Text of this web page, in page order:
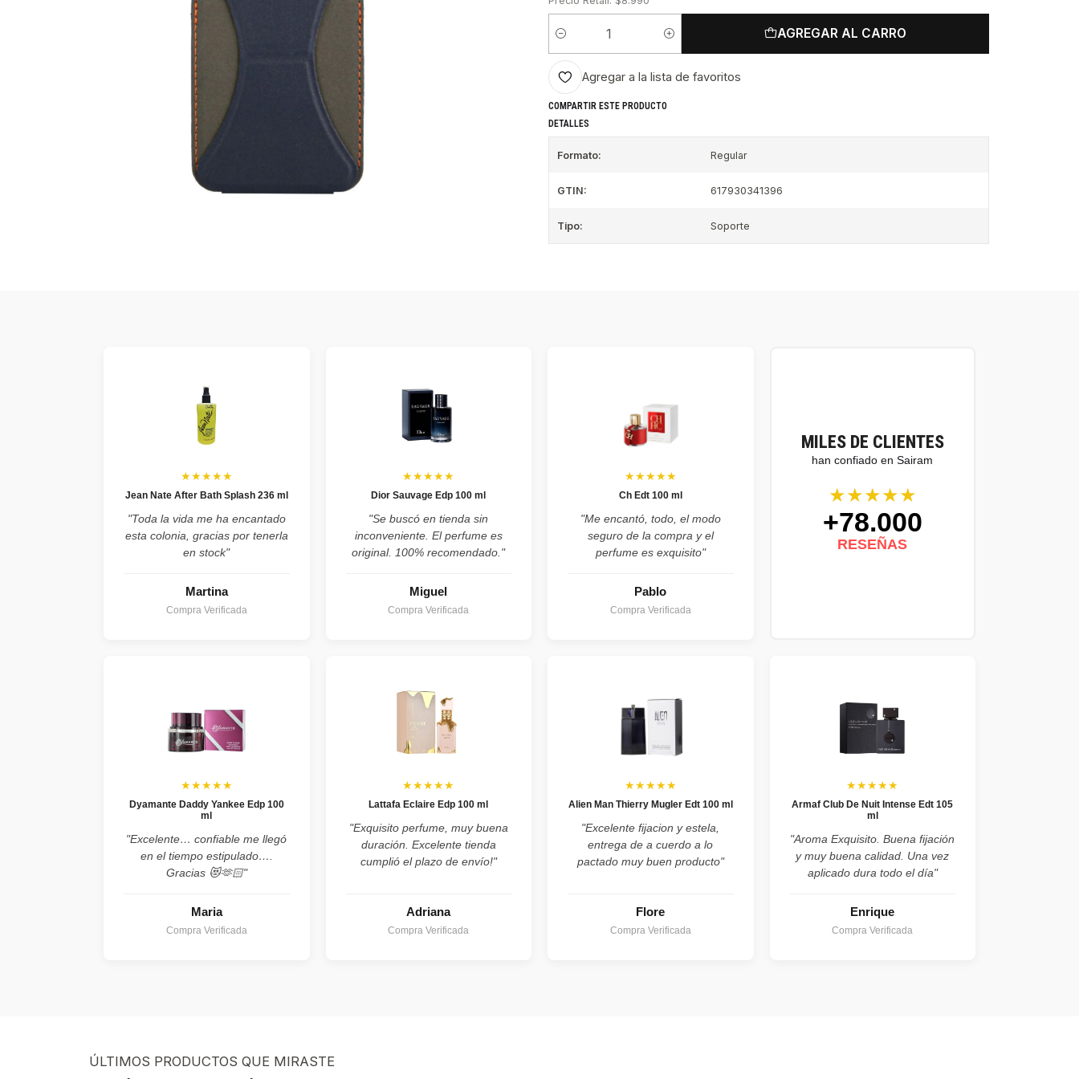
Cantidad
AGREGAR AL CARRO
Agregar a la lista de favoritos
COMPARTIR ESTE PRODUCTO
DETALLES
Formato: Regular
GTIN: 617930341396
Tipo: Soporte
MILES DE CLIENTES
han confiado en Sairam
★★★★★
+78.000
RESEÑAS
★★★★★
Jean Nate After Bath Splash 236 ml
"Toda la vida me ha encantado
esta colonia, gracias por tenerla
en stock"
Martina
Compra Verificada
★★★★★
Dior Sauvage Edp 100 ml
"Se buscó en tienda sin
inconveniente. El perfume es
original. 100% recomendado."
Miguel
Compra Verificada
★★★★★
Ch Edt 100 ml
"Me encantó, todo, el modo
seguro de la compra y el
perfume es exquisito"
Pablo
Compra Verificada
★★★★★
Dyamante Daddy Yankee Edp 100
ml
"Excelente… confiable me llegó
en el tiempo estipulado….
Gracias 😻🫶🏻"
Maria
Compra Verificada
★★★★★
Lattafa Eclaire Edp 100 ml
"Exquisito perfume, muy buena
duración. Excelente tienda
cumplió el plazo de envío!"
Adriana
Compra Verificada
★★★★★
Alien Man Thierry Mugler Edt 100 ml
"Excelente fijacion y estela,
entrega de a cuerdo a lo
pactado muy buen producto"
Flore
Compra Verificada
★★★★★
Armaf Club De Nuit Intense Edt 105
ml
"Aroma Exquisito. Buena fijación
y muy buena calidad. Una vez
aplicado dura todo el día"
Enrique
Compra Verificada
ÚLTIMOS PRODUCTOS QUE MIRASTE